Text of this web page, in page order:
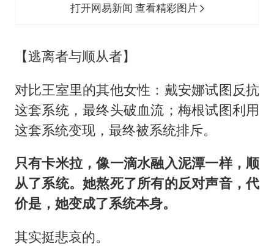
打开网易新闻 查看精彩图片
【逃离者与顺从者】
对比王室里的其他女性：戴安娜试图反抗
这套系统，最终头破血流；梅根试图利用
这套系统变现，最终被系统排斥。
只有卡米拉，像一滴水融入泥潭一样，顺
从了系统。她熬死了所有的反对声音，代
价是，她变成了系统本身。
其实挺悲哀的。